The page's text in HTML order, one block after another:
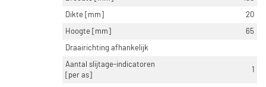
Dikte [mm]
20
Hoogte [mm]
65
Draairichting afhankelijk
Aantal slijtage-indicatoren
[per as]
1